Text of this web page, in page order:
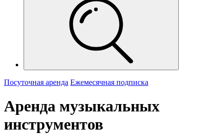
Посуточная аренда Ежемесячная подписка
Аренда музыкальных
инструментов